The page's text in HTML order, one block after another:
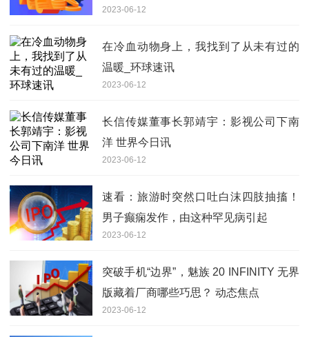
2023-06-12
在冷血动物身上，我找到了从未有过的
温暖_环球速讯
2023-06-12
长信传媒董事长郭靖宇：影视公司下南
洋 世界今日讯
2023-06-12
速看：旅游时突然口吐白沫四肢抽搐！
男子癫痫发作，由这种罕见病引起
2023-06-12
突破手机“边界”，魅族 20 INFINITY 无界
版藏着厂商哪些巧思？ 动态焦点
2023-06-12